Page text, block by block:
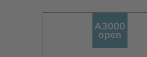
A3000
open
A3000